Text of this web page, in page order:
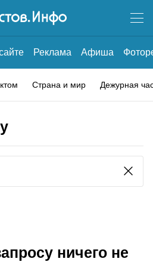
Реклама Афиша
Страна и мир Дежурная
ничего не